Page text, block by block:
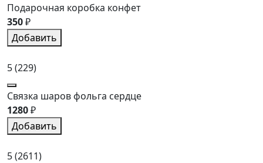
Подарочная коробка конфет
350₽
Добавить
5(229)
Связка шаров фольга сердце
1280₽
Добавить
5(2611)